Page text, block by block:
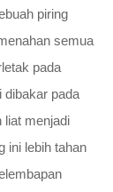
piring
semua
pada
dibakar pada
liat menjadi
ini lebih tahan